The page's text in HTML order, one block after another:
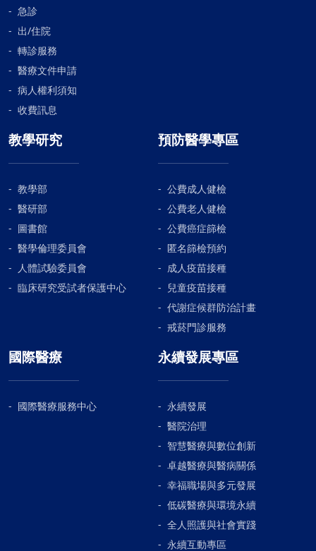
急診
出/住院
轉診服務
醫療文件申請
病人權利須知
收費訊息
教學研究
教學部
醫研部
圖書館
醫學倫理委員會
人體試驗委員會
臨床研究受試者保護中心
預防醫學專區
公費成人健檢
公費老人健檢
公費癌症篩檢
匿名篩檢預約
成人疫苗接種
兒童疫苗接種
代謝症候群防治計畫
戒菸門診服務
國際醫療
國際醫療服務中心
永續發展專區
永續發展
醫院治理
智慧醫療與數位創新
卓越醫療與醫病關係
幸福職場與多元發展
低碳醫療與環境永續
全人照護與社會實踐
永續互動專區